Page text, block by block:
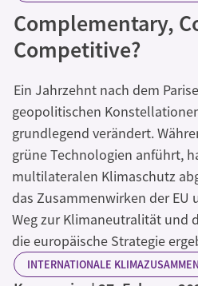
Complementary,
Competitive?
Ein Jahrzehnt nach dem
geopolitischen
grundlegend verändert.
grüne Technologien anführt,
multilateralen Klimaschutz
das Zusammenwirken der EU
Weg zur Klimaneutralität und
die europäische Strategie
INTERNATIONALE